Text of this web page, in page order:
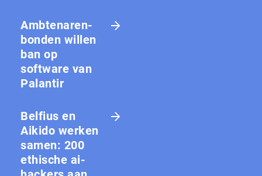
Amb­te­na­ren­
bon­den willen
ban op
software van
Palantir
Belfius en
Aikido werken
samen: 200
ethische ai-